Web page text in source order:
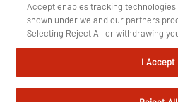
Accept enables tracking
shown under we and our partners
Selecting Reject All or withdrawing
If trackers are disabled, some
as relevant to you. You can resurface
Preferences link on the bottom of the
I Accept